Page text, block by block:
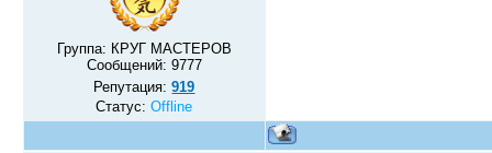
Группа: КРУГ МАСТЕРОВ
Сообщений: 9777
Репутация:919
Статус:Offline